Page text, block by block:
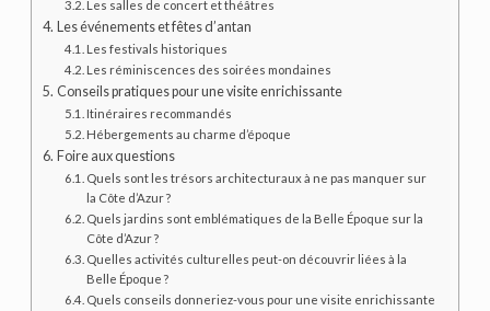
Les salles de concert et théâtres
Les événements et fêtes d’antan
Les festivals historiques
Les réminiscences des soirées mondaines
Conseils pratiques pour une visite enrichissante
Itinéraires recommandés
Hébergements au charme d’époque
Foire aux questions
Quels sont les trésors architecturaux à ne pas manquer sur
la Côte d’Azur ?
Quels jardins sont emblématiques de la Belle Époque sur la
Côte d’Azur ?
Quelles activités culturelles peut-on découvrir liées à la
Belle Époque ?
Quels conseils donneriez-vous pour une visite enrichissante